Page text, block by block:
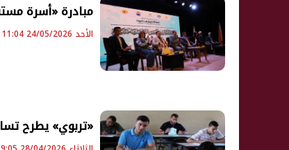
مبادرة «أسرة
الأحد 24/05/2026 11:04 ص
«تربوي» يطرح